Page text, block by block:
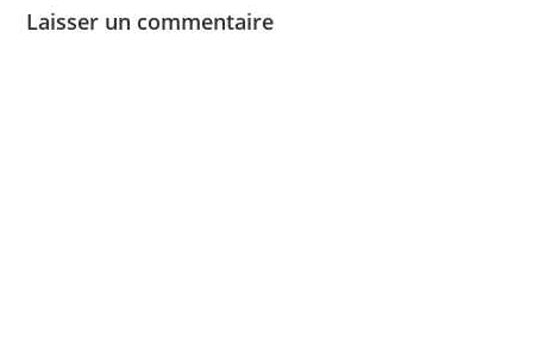
Laisser un commentaire